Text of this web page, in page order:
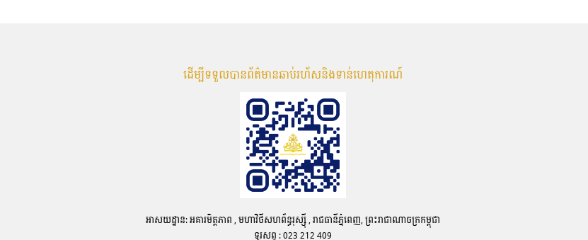
ដើម្បីទទួលបានព័ត៌មានឆាប់រហ័សនិងទាន់ហេតុការណ៍
អាសយដ្ឋាន: អគារមិត្តភាព , មហាវិថីសហព័ន្ធរុស្ស៊ី , រាជធានីភ្នំពេញ, ព្រះរាជាណាចក្រកម្ពុជា
ទូរសព្ទ : 023 212 409